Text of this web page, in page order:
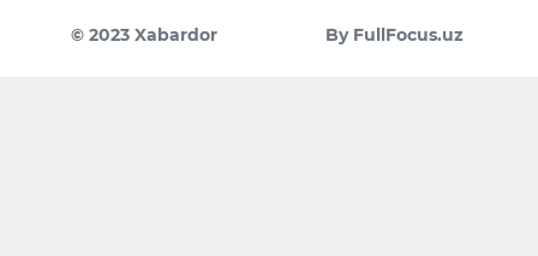
© 2023 Xabardor By FullFocus.uz